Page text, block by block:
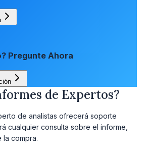
Pregunte Ahora
de Expertos?
de analistas ofrecerá soporte
cualquier consulta sobre el informe,
la compra.